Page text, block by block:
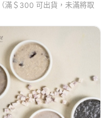
滿＄300 可出貨，未滿將取